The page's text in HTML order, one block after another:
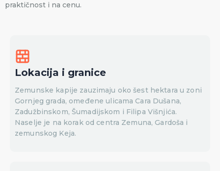
praktičnost i na cenu.
Lokacija i granice
Zemunske kapije zauzimaju oko šest hektara u zoni
Gornjeg grada, omeđene ulicama Cara Dušana,
Zadužbinskom, Šumadijskom i Filipa Višnjića.
Naselje je na korak od centra Zemuna, Gardoša i
zemunskog Keja.